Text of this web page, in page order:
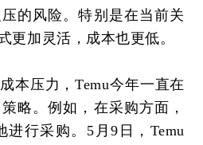
的风险。特别是在当前关
更加灵活，成本也更低。
本压力，Temu今年一直在
策略。例如，在采购方面，
进行采购。5月9日，Temu